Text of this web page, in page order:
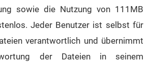
sowie die Nutzung von 111MB
Jeder Benutzer ist selbst für
verantwortlich und übernimmt
der Dateien in seinem